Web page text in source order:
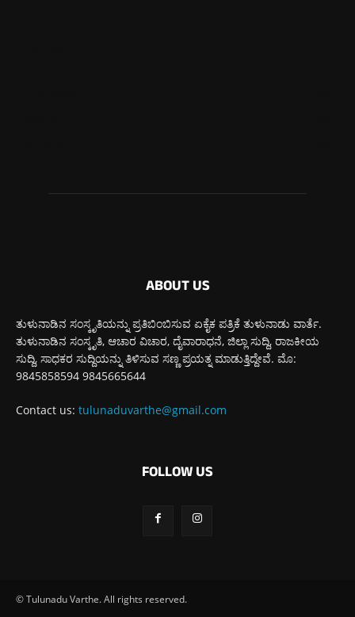
ABOUT US
ತುಳುನಾಡಿನ ಸಂಸ್ಕೃತಿಯನ್ನು ಪ್ರತಿಬಿಂಬಿಸುವ ಏಕೈಕ ಪತ್ರಿಕೆ ತುಳುನಾಡು ವಾರ್ತೆ.
ತುಳುನಾಡಿನ ಸಂಸ್ಕೃತಿ, ಆಚಾರ ವಿಚಾರ, ದೈವಾರಾಧನೆ, ಜಿಲ್ಲಾ ಸುದ್ದಿ, ರಾಜಕೀಯ
ಸುದ್ದಿ, ಸಾಧಕರ ಸುದ್ದಿಯನ್ನು ತಿಳಿಸುವ ಸಣ್ಣ ಪ್ರಯತ್ನ ಮಾಡುತ್ತಿದ್ದೇವೆ. ಮೊ:
9845858594 9845665644
Contact us: tulunaduvarthe@gmail.com
FOLLOW US
© Tulunadu Varthe. All rights reserved.